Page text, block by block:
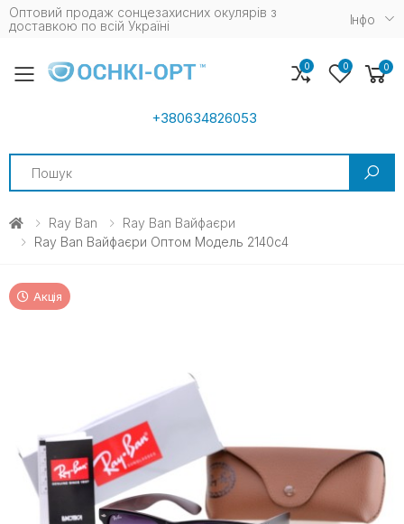
Оптовий продаж сонцезахисних окулярів з
доставкою по всій Україні
Iнфо
Toggle mobile menu
+380634826053
Search
0 0 0
Ray Ban
Ray Ban Вайфаєри
Ray Ban Вайфаєри Оптом Модель 2140c4
Акція